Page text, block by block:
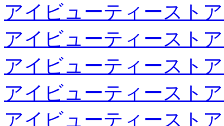
アイビューティースト
アイビューティースト
アイビューティースト
アイビューティースト
アイビューティースト